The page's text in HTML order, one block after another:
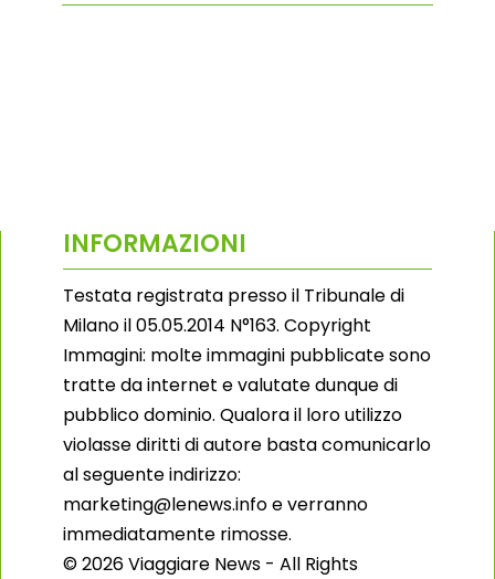
INFORMAZIONI
Testata registrata presso il Tribunale di
Milano il 05.05.2014 N°163. Copyright
Immagini: molte immagini pubblicate sono
tratte da internet e valutate dunque di
pubblico dominio. Qualora il loro utilizzo
violasse diritti di autore basta comunicarlo
al seguente indirizzo:
marketing@lenews.info e verranno
immediatamente rimosse.
© 2026 Viaggiare News - All Rights